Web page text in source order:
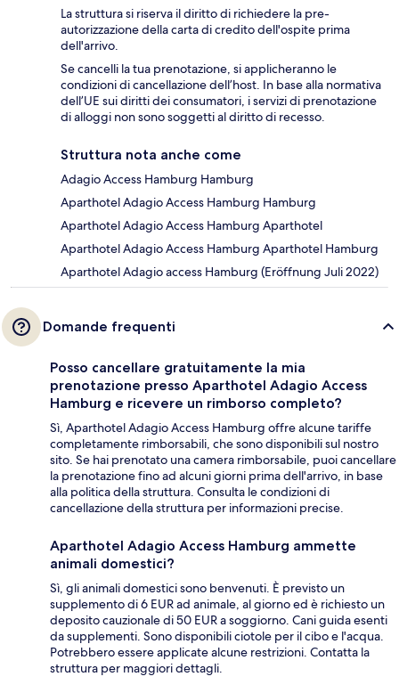
La struttura si riserva il diritto di richiedere la pre-
autorizzazione della carta di credito dell'ospite prima
dell'arrivo.
Se cancelli la tua prenotazione, si applicheranno le
condizioni di cancellazione dell’host. In base alla normativa
dell’UE sui diritti dei consumatori, i servizi di prenotazione
di alloggi non sono soggetti al diritto di recesso.
Struttura nota anche come
Adagio Access Hamburg Hamburg
Aparthotel Adagio Access Hamburg Hamburg
Aparthotel Adagio Access Hamburg Aparthotel
Aparthotel Adagio Access Hamburg Aparthotel Hamburg
Aparthotel Adagio access Hamburg (Eröffnung Juli 2022)
Domande frequenti
Posso cancellare gratuitamente la mia
prenotazione presso Aparthotel Adagio Access
Hamburg e ricevere un rimborso completo?
Sì, Aparthotel Adagio Access Hamburg offre alcune tariffe
completamente rimborsabili, che sono disponibili sul nostro
sito. Se hai prenotato una camera rimborsabile, puoi cancellare
la prenotazione fino ad alcuni giorni prima dell'arrivo, in base
alla politica della struttura. Consulta le condizioni di
cancellazione della struttura per informazioni precise.
Aparthotel Adagio Access Hamburg ammette
animali domestici?
Sì, gli animali domestici sono benvenuti. È previsto un
supplemento di 6 EUR ad animale, al giorno ed è richiesto un
deposito cauzionale di 50 EUR a soggiorno. Cani guida esenti
da supplementi. Sono disponibili ciotole per il cibo e l'acqua.
Potrebbero essere applicate alcune restrizioni. Contatta la
struttura per maggiori dettagli.